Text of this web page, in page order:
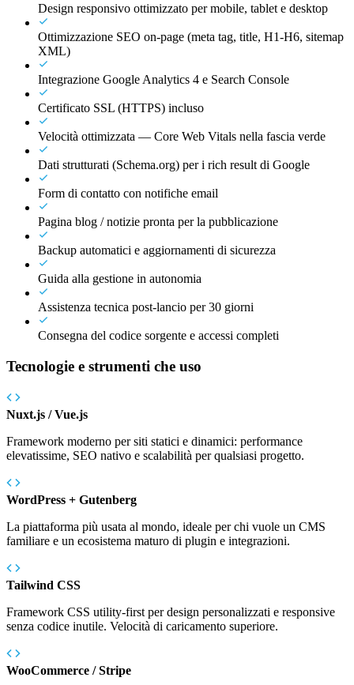
Design responsivo ottimizzato per mobile, tablet e desktop
Ottimizzazione SEO on-page (meta tag, title, H1-H6, sitemap
XML)
Integrazione Google Analytics 4 e Search Console
Certificato SSL (HTTPS) incluso
Velocità ottimizzata — Core Web Vitals nella fascia verde
Dati strutturati (Schema.org) per i rich result di Google
Form di contatto con notifiche email
Pagina blog / notizie pronta per la pubblicazione
Backup automatici e aggiornamenti di sicurezza
Guida alla gestione in autonomia
Assistenza tecnica post-lancio per 30 giorni
Consegna del codice sorgente e accessi completi
Tecnologie e strumenti che uso
Nuxt.js / Vue.js
Framework moderno per siti statici e dinamici: performance
elevatissime, SEO nativo e scalabilità per qualsiasi progetto.
WordPress + Gutenberg
La piattaforma più usata al mondo, ideale per chi vuole un CMS
familiare e un ecosistema maturo di plugin e integrazioni.
Tailwind CSS
Framework CSS utility-first per design personalizzati e responsive
senza codice inutile. Velocità di caricamento superiore.
WooCommerce / Stripe